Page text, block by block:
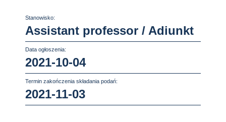
Stanowisko:
Assistant professor / Adiunkt
Data ogłoszenia:
2021-10-04
Termin zakończenia składania podań:
2021-11-03